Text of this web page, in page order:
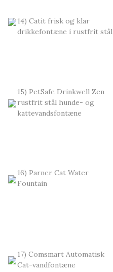
14) Catit frisk og klar
drikkefontæne i rustfrit stål
15) PetSafe Drinkwell Zen
rustfrit stål hunde- og
kattevandsfontæne
16) Parner Cat Water
Fountain
17) Comsmart Automatisk
Cat-vandfontæne